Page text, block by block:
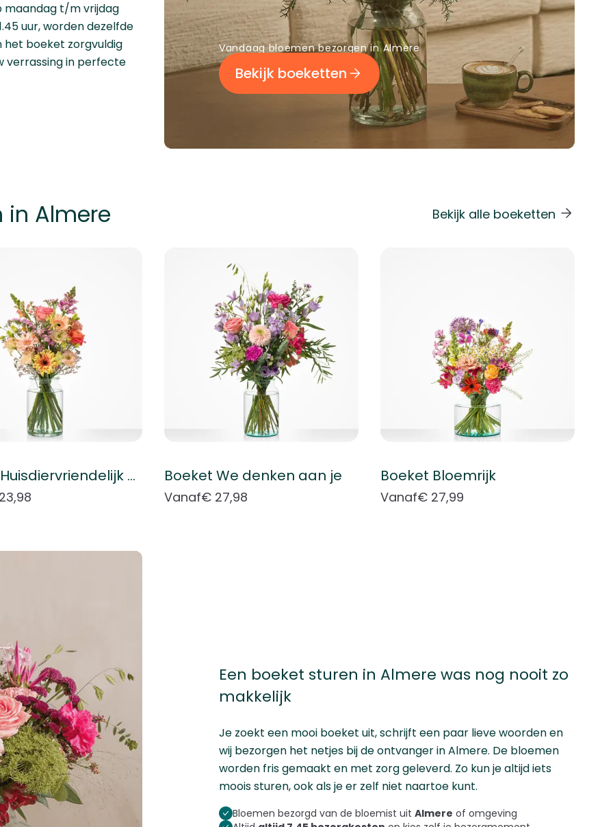
maandag t/m vrijdag
uur, worden dezelfde
het boeket zorgvuldig
verrassing in perfecte
Vandaag bloemen bezorgen in Almere
Bekijk boeketten
in Almere Bekijk alle boeketten
Boeket Huisdiervriendelijk boeket Boeket We denken aan je
Vanaf€ 27,98
Boeket Bloemrijk
Vanaf€ 27,99
Een boeket sturen in Almere was nog nooit zo
makkelijk
Je zoekt een mooi boeket uit, schrijft een paar lieve woorden en
wij bezorgen het netjes bij de ontvanger in Almere. De bloemen
worden fris gemaakt en met zorg geleverd. Zo kun je altijd iets
moois sturen, ook als je er zelf niet naartoe kunt.
Bloemen bezorgd van de bloemist uit Almere of omgeving